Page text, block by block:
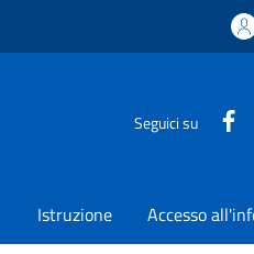
Seguici su
Istruzione